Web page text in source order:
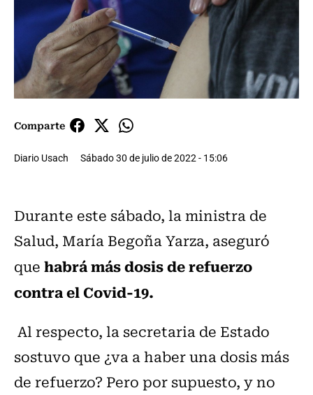
Comparte
Diario Usach Sábado 30 de julio de 2022 - 15:06
Durante este sábado, la ministra de
Salud, María Begoña Yarza, aseguró
quehabrá más dosis de refuerzo
contra el Covid-19.
Al respecto, la secretaria de Estado
sostuvo que ¿va a haber una dosis más
de refuerzo? Pero por supuesto, y no